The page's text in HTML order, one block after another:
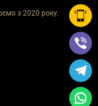
з 2020 року.